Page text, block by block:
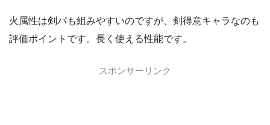
火属性は剣パも組みやすいのですが、剣得意キャラなのも
評価ポイントです。長く使える性能です。
スポンサーリンク